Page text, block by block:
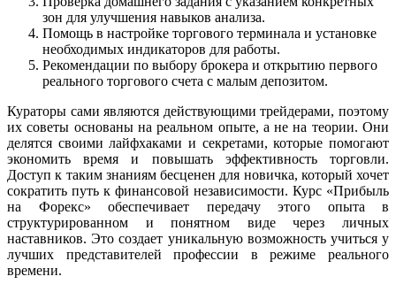
зон для улучшения навыков анализа.
Помощь в настройке торгового терминала и установке
необходимых индикаторов для работы.
Рекомендации по выбору брокера и открытию первого
реального торгового счета с малым депозитом.
Кураторы сами являются действующими трейдерами, поэтому
их советы основаны на реальном опыте, а не на теории. Они
делятся своими лайфхаками и секретами, которые помогают
экономить время и повышать эффективность торговли.
Доступ к таким знаниям бесценен для новичка, который хочет
сократить путь к финансовой независимости. Курс «Прибыль
на Форекс» обеспечивает передачу этого опыта в
структурированном и понятном виде через личных
наставников. Это создает уникальную возможность учиться у
лучших представителей профессии в режиме реального
времени.